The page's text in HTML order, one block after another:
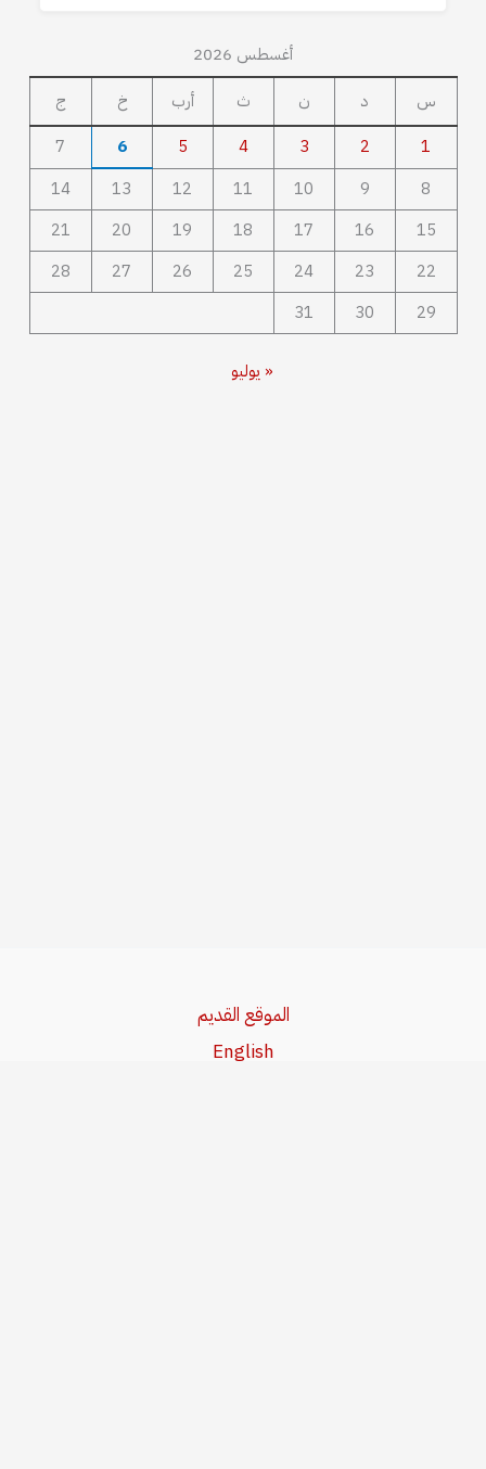
أغسطس 2026
س
د ن ث أرب خ
ج
1
2
3
4
5
6
7
8
9
10
11
12
13
14
15
16
17
18
19
20
21
22
23
24
25
26
27
28
29
30
31
« يوليو
الموقع القديم
English